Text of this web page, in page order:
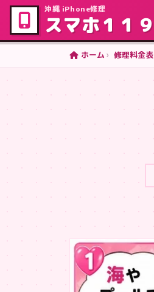
沖縄 iPhone修理
スマホ１１９
ホーム 修理料金表